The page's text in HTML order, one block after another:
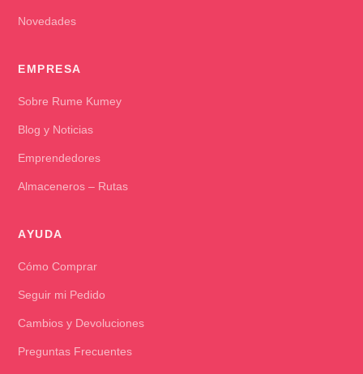
Novedades
EMPRESA
Sobre Rume Kumey
Blog y Noticias
Emprendedores
Almaceneros – Rutas
AYUDA
Cómo Comprar
Seguir mi Pedido
Cambios y Devoluciones
Preguntas Frecuentes